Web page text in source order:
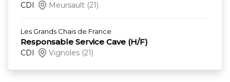
CDI Meursault (21)
Les Grands Chais de France
Responsable Service Cave (H/F)
CDI Vignoles (21)